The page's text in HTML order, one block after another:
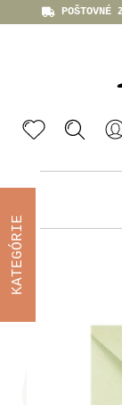
POŠTOVNÉ
KATEGÓRIE